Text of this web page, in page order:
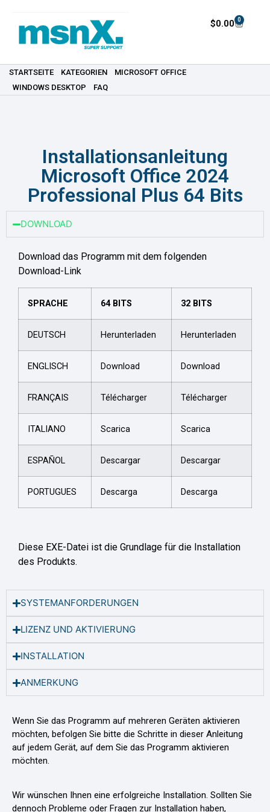
$0.00 0
STARTSEITE KATEGORIEN
MICROSOFT OFFICE
WINDOWS DESKTOP
FAQ
Installationsanleitung
Microsoft Office 2024
Professional Plus 64 Bits
DOWNLOAD
Download das Programm mit dem folgenden
Download-Link
SPRACHE 64 BITS 32 BITS
DEUTSCH Herunterladen Herunterladen
ENGLISCH Download Download
FRANÇAIS Télécharger Télécharger
ITALIANO Scarica Scarica
ESPAÑOL Descargar Descargar
PORTUGUES Descarga Descarga
Diese EXE-Datei ist die Grundlage für die Installation
des Produkts.
SYSTEMANFORDERUNGEN
LIZENZ UND AKTIVIERUNG
INSTALLATION
ANMERKUNG
Wenn Sie das Programm auf mehreren Geräten aktivieren
möchten, befolgen Sie bitte die Schritte in dieser Anleitung
auf jedem Gerät, auf dem Sie das Programm aktivieren
möchten.
Wir wünschen Ihnen eine erfolgreiche Installation. Sollten Sie
dennoch Probleme oder Fragen zur Installation haben,